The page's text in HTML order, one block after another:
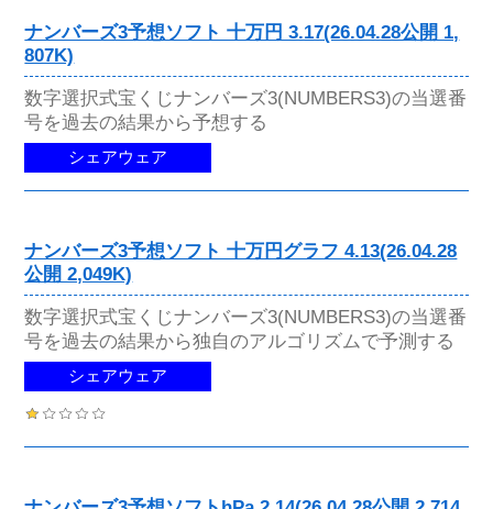
ナンバーズ3予想ソフト 十万円 3.17(26.04.28公開 1,
807K)
数字選択式宝くじナンバーズ3(NUMBERS3)の当選番
号を過去の結果から予想する
シェアウェア
ナンバーズ3予想ソフト 十万円グラフ 4.13(26.04.28
公開 2,049K)
数字選択式宝くじナンバーズ3(NUMBERS3)の当選番
号を過去の結果から独自のアルゴリズムで予測する
シェアウェア